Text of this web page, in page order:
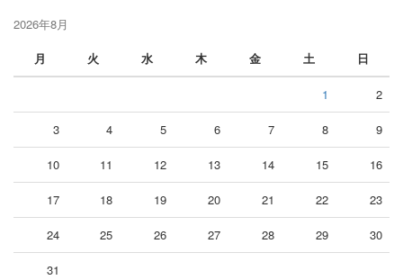
2026年8月
月
火 水 木 金 土 日
1 2
3 4 5 6 7 8 9
10 11 12 13 14 15 16
17 18 19 20 21 22 23
24 25 26 27 28 29 30
31